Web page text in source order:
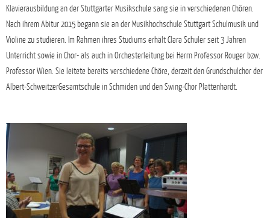
Klavierausbildung an der Stuttgarter Musikschule sang sie in verschiedenen Chören.
Nach ihrem Abitur 2015 begann sie an der Musikhochschule Stuttgart Schulmusik und
Violine zu studieren. Im Rahmen ihres Studiums erhält Clara Schuler seit 3 Jahren
Unterricht sowie in Chor- als auch in Orchesterleitung bei Herrn Professor Rouger bzw.
Professor Wien. Sie leitete bereits verschiedene Chöre, derzeit den Grundschulchor der
Albert-SchweitzerGesamtschule in Schmiden und den Swing-Chor Plattenhardt.